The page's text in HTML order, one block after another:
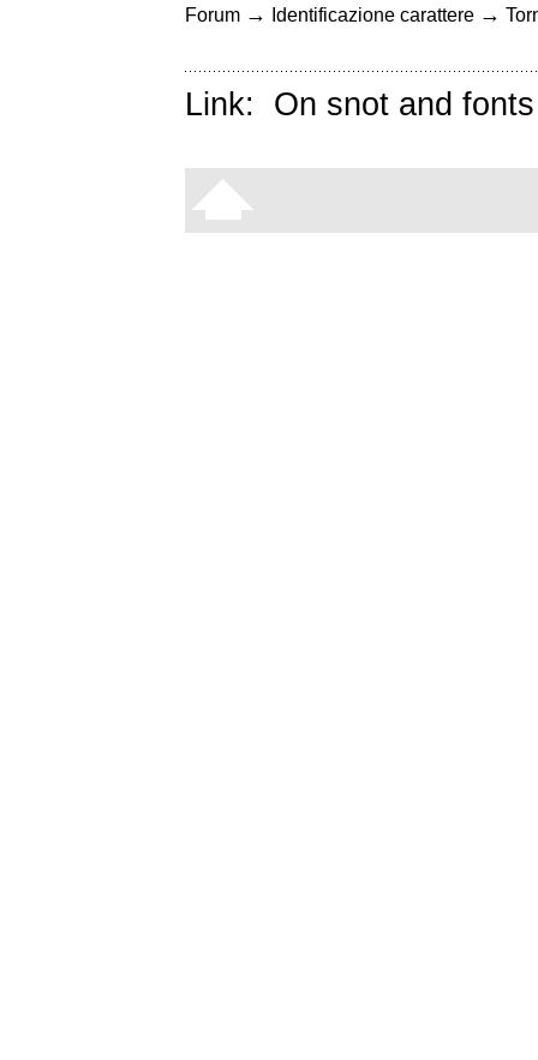
Forum → Identificazione carattere →
Link: On snot and fonts